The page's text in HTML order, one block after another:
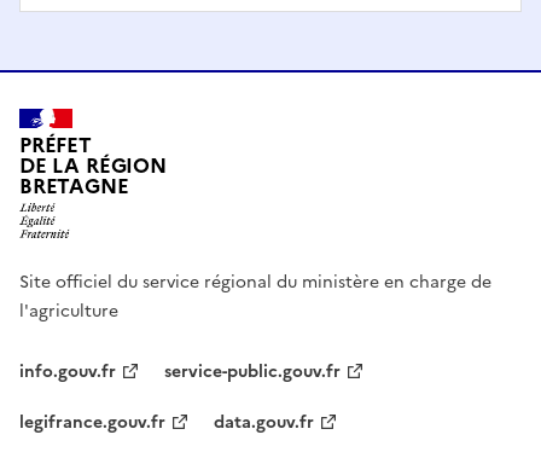
PRÉFET
DE LA RÉGION
BRETAGNE
Site officiel du service régional du ministère en charge de
l'agriculture
info.gouv.fr
service-public.gouv.fr
legifrance.gouv.fr
data.gouv.fr